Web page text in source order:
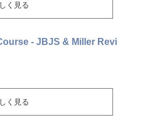
く見る
- JBJS & Miller Revi
く見る